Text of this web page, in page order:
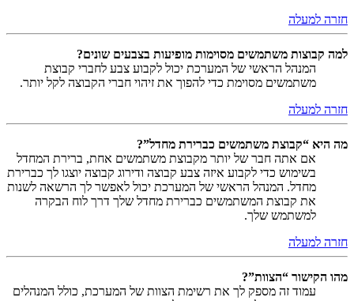
חזרה למעלה
למה קבוצות משתמשים מסוימות מופיעות בצבעים שונים?
המנהל הראשי של המערכת יכול לקבוע צבע לחברי קבוצת
משתמשים מסוימת כדי להפוך את זיהוי חברי הקבוצה לקל יותר.
חזרה למעלה
מה היא “קבוצת משתמשים כברירת מחדל”?
אם אתה חבר של יותר מקבוצת משתמשים אחת, ברירת המחדל
בשימוש כדי לקבוע איזה צבע קבוצה ודירוג קבוצה יוצגו לך כברירת
מחדל. המנהל הראשי של המערכת יכול לאפשר לך הרשאה לשנות
את קבוצת המשתמשים כברירת מחדל שלך דרך לוח הבקרה
למשתמש שלך.
חזרה למעלה
מהו הקישור “הצוות”?
עמוד זה מספק לך את רשימת הצוות של המערכת, כולל המנהלים